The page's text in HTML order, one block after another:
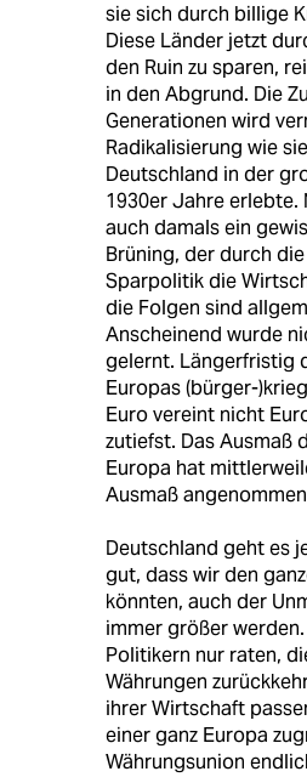
sie sich durch billige
Diese Länder jetzt
den Ruin zu sparen,
in den Abgrund. Die
Generationen wird
Radikalisierung wie
Deutschland in der
1930er Jahre erlebte.
auch damals ein
Brüning, der durch
Sparpolitik die
die Folgen sind
Anscheinend wurde
gelernt. Längerfristig
Europas (bürger-
Euro vereint nicht
zutiefst. Das Ausmaß
Europa hat
Ausmaß
Deutschland geht es
gut, dass wir den
könnten, auch der
immer größer
Politikern nur raten,
Währungen
ihrer Wirtschaft
einer ganz Europa
Währungsunion